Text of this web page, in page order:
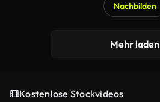
Nachbilden
Mehr laden
Kostenlose Stockvideos